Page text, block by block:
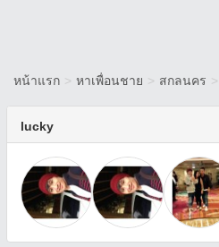
หน้าแรก > หาเพื่อนชาย > สกลนคร >
lucky